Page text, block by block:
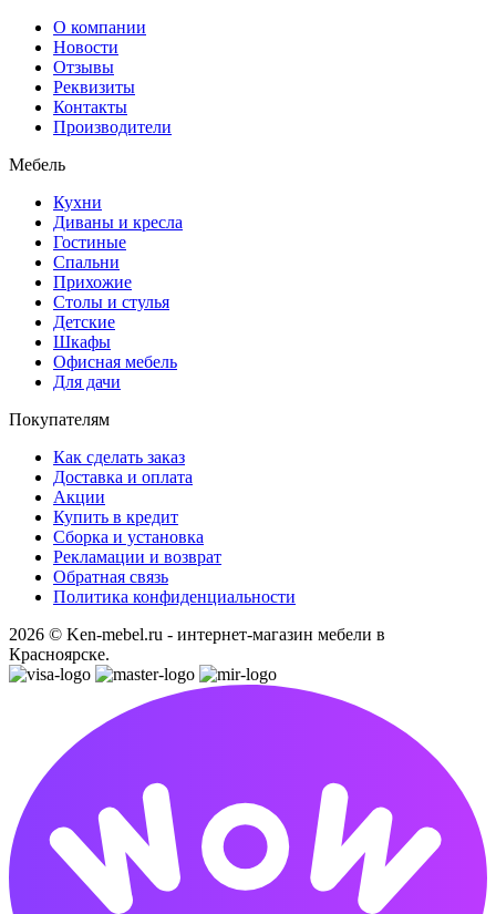
О компании
Новости
Отзывы
Реквизиты
Контакты
Производители
Мебель
Кухни
Диваны и кресла
Гостиные
Спальни
Прихожие
Столы и стулья
Детские
Шкафы
Офисная мебель
Для дачи
Покупателям
Как сделать заказ
Доставка и оплата
Акции
Купить в кредит
Сборка и установка
Рекламации и возврат
Обратная связь
Политика конфиденциальности
2026 © Ken-mebel.ru - интернет-магазин мебели в
Красноярске.